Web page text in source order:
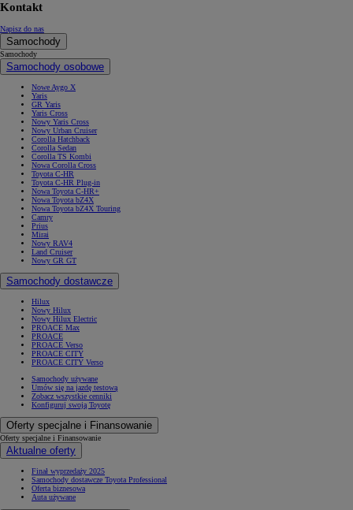
Kontakt
Napisz do nas
Samochody
Samochody
Samochody osobowe
Nowe Aygo X
Yaris
GR Yaris
Yaris Cross
Nowy Yaris Cross
Nowy Urban Cruiser
Corolla Hatchback
Corolla Sedan
Corolla TS Kombi
Nowa Corolla Cross
Toyota C-HR
Toyota C-HR Plug-in
Nowa Toyota C-HR+
Nowa Toyota bZ4X
Nowa Toyota bZ4X Touring
Camry
Prius
Mirai
Nowy RAV4
Land Cruiser
Nowy GR GT
Samochody dostawcze
Hilux
Nowy Hilux
Nowy Hilux Electric
PROACE Max
PROACE
PROACE Verso
PROACE CITY
PROACE CITY Verso
Samochody używane
Umów się na jazdę testową
Zobacz wszystkie cenniki
Konfiguruj swoją Toyotę
Oferty specjalne i Finansowanie
Oferty specjalne i Finansowanie
Aktualne oferty
Finał wyprzedaży 2025
Samochody dostawcze Toyota Professional
Oferta biznesowa
Auta używane